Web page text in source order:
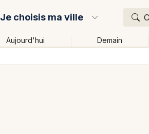
Je choisis ma ville
Aujourd'hui Demain